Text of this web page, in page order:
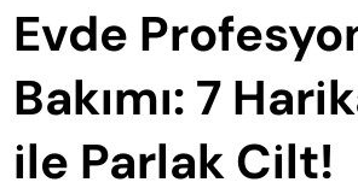
Evde
Bakımı: 7
ile Parlak Cilt!